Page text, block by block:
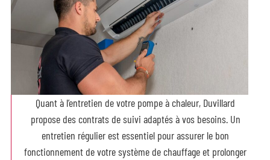
Quant à l’entretien de votre pompe à chaleur, Duvillard
propose des contrats de suivi adaptés à vos besoins. Un
entretien régulier est essentiel pour assurer le bon
fonctionnement de votre système de chauffage et prolonger